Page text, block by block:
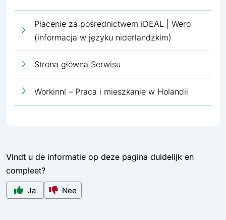
Płacenie za pośrednictwem iDEAL | Wero
(informacja w języku niderlandzkim)
Strona główna Serwisu
Workinnl – Praca i mieszkanie w Holandii
Vindt u de informatie op deze pagina duidelijk en
compleet?
Ja Nee